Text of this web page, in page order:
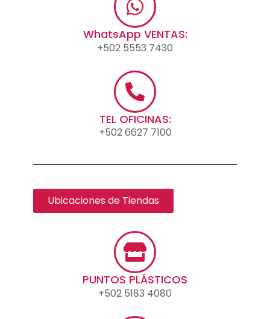
WhatsApp VENTAS:
+502 5553 7430
TEL OFICINAS:
+502 6627 7100
Ubicaciones de Tiendas
PUNTOS PLÁSTICOS
+502 5183 4080